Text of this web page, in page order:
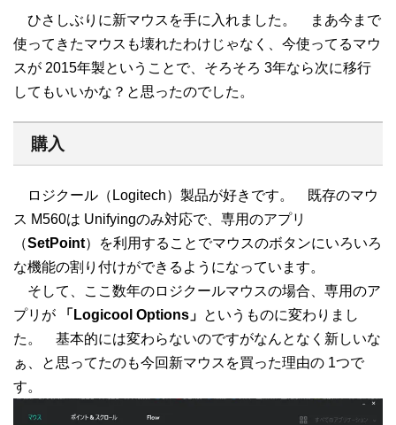
ひさしぶりに新マウスを手に入れました。 まあ今まで
使ってきたマウスも壊れたわけじゃなく、今使ってるマウ
スが 2015年製ということで、そろそろ 3年なら次に移行
してもいいかな？と思ったのでした。
購入
ロジクール（Logitech）製品が好きです。 既存のマウ
ス M560は Unifyingのみ対応で、専用のアプリ
（SetPoint）を利用することでマウスのボタンにいろいろ
な機能の割り付けができるようになっています。
そして、ここ数年のロジクールマウスの場合、専用のア
プリが
「Logicool Options」 というものに変わりまし
た。 基本的には変わらないのですがなんとなく新しいな
ぁ、と思ってたのも今回新マウスを買った理由の 1つで
す。